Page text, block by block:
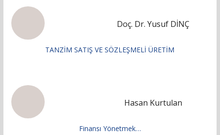
Doç. Dr. Yusuf DİNÇ
TANZİM SATIŞ VE SÖZLEŞMELİ ÜRETİM
Hasan Kurtulan
Finansı Yönetmek…